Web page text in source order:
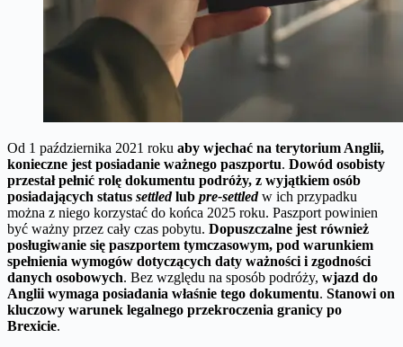
Od 1 października 2021 roku aby wjechać na terytorium Anglii,
konieczne jest posiadanie ważnego paszportu. Dowód osobisty
przestał pełnić rolę dokumentu podróży, z wyjątkiem osób
posiadających status settledlub pre-settledw ich przypadku
można z niego korzystać do końca 2025 roku. Paszport powinien
być ważny przez cały czas pobytu. Dopuszczalne jest również
posługiwanie się paszportem tymczasowym, pod warunkiem
spełnienia wymogów dotyczących daty ważności i zgodności
danych osobowych. Bez względu na sposób podróży, wjazd do
Anglii wymaga posiadania właśnie tego dokumentu. Stanowi on
kluczowy warunek legalnego przekroczenia granicy po
Brexicie.